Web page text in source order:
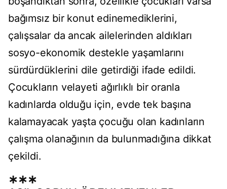
bağımsız bir konut edinemediklerini,
çalışsalar da ancak ailelerinden aldıkları
sosyo-ekonomik destekle yaşamlarını
sürdürdüklerini dile getirdiği ifade edildi.
Çocukların velayeti ağırlıklı bir oranla
kadınlarda olduğu için, evde tek başına
kalamayacak yaşta çocuğu olan kadınların
çalışma olanağının da bulunmadığına dikkat
çekildi.
∗∗∗